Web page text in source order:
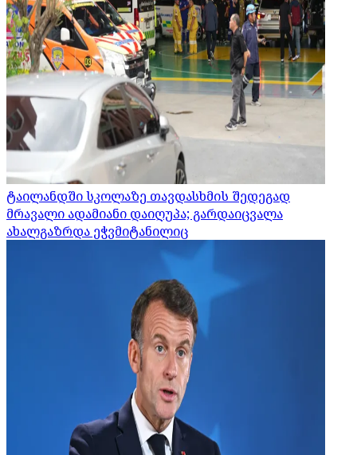
ტაილანდში სკოლაზე თავდასხმის შედეგად
მრავალი ადამიანი დაიღუპა; გარდაიცვალა
ახალგაზრდა ეჭვმიტანილიც